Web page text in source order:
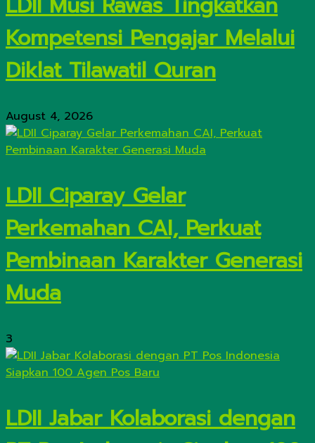
Kompetensi Pengajar Melalui
Diklat Tilawatil Quran
August 4, 2026
LDII Ciparay Gelar
Perkemahan CAI, Perkuat
Pembinaan Karakter Generasi
Muda
3
LDII Jabar Kolaborasi dengan